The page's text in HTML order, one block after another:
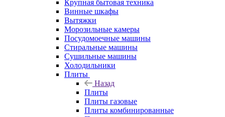
Крупная бытовая техника
Винные шкафы
Вытяжки
Морозильные камеры
Посудомоечные машины
Стиральные машины
Сушильные машины
Холодильники
Плиты
Назад
Плиты
Плиты газовые
Плиты комбинированные